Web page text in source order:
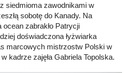
siedmioma zawodnikami w
sobotę do Kanady. Na
ocean zabrakło Patrycji
doświadczona łyżwiarka
marcowych mistrzostw Polski w
kadrze zajęła Gabriela Topolska.